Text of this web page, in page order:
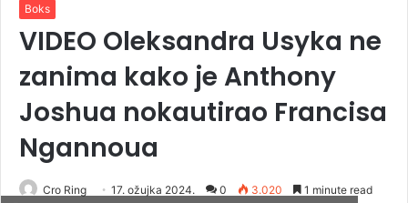
Boks
VIDEO Oleksandra Usyka ne
zanima kako je Anthony
Joshua nokautirao Francisa
Ngannoua
Cro Ring 17. ožujka 2024. 0 3.020 1 minute read